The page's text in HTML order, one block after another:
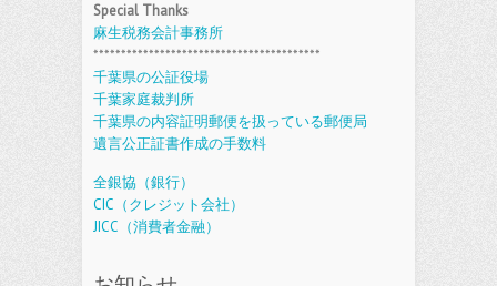
Special Thanks
麻生税務会計事務所
*****************************************
千葉県の公証役場
千葉家庭裁判所
千葉県の内容証明郵便を扱っている郵便局
遺言公正証書作成の手数料
全銀協（銀行）
CIC（クレジット会社）
JICC（消費者金融）